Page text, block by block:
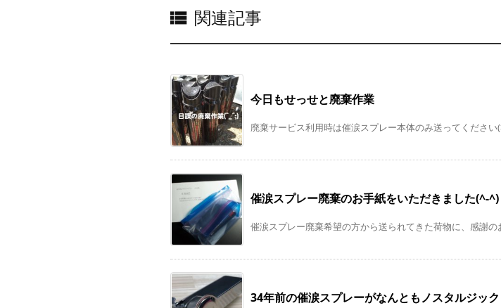
 関連記事
今日もせっせと廃棄作業
廃棄サービス利用時は催涙スプレー本体のみ送ってください
催涙スプレー廃棄のお手紙をいただきました(^-^)
催涙スプレー廃棄希望の方から送られてきた荷物に、感謝
34年前の催涙スプレーがなんともノスタルジック